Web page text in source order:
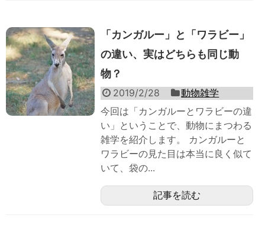
「カンガルー」と「ワラビー」
の違い、実はどちらも同じ動
物？
2019/2/28
動物雑学
今回は「カンガルーとワラビーの違
い」ということで、動物にまつわる
雑学を紹介します。 カンガルーと
ワラビーの見た目は本当に良く似て
いて、袋の...
記事を読む